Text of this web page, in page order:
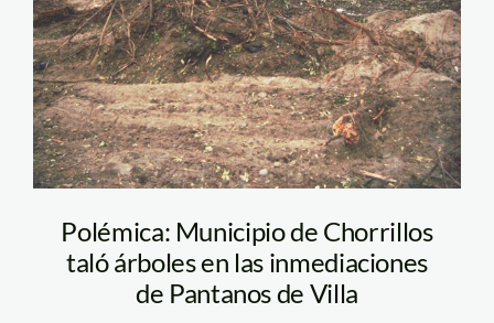
Polémica: Municipio de Chorrillos
taló árboles en las inmediaciones
de Pantanos de Villa